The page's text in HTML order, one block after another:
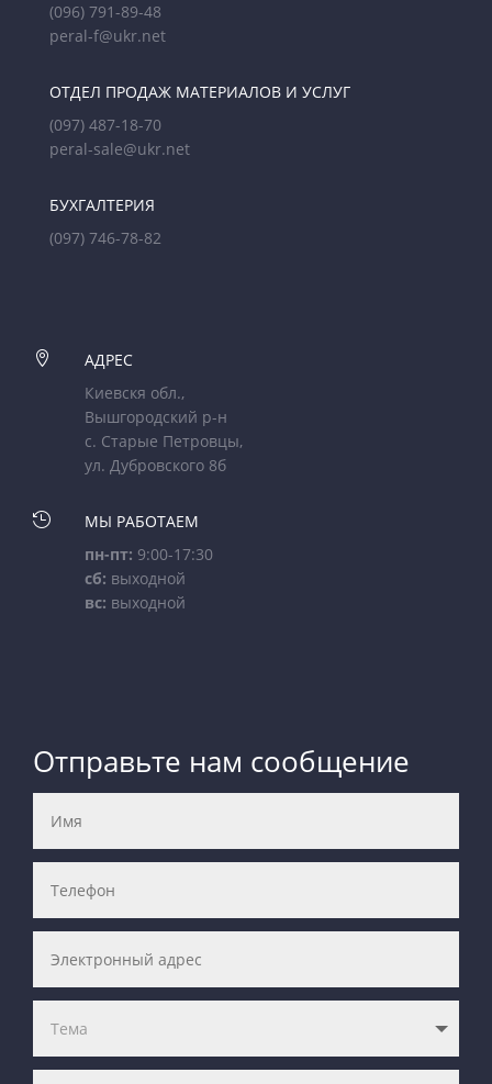
(096) 791-89-48
peral-f@ukr.net
ОТДЕЛ ПРОДАЖ МАТЕРИАЛОВ И УСЛУГ
(097) 487-18-70
peral-sale@ukr.net
БУХГАЛТЕРИЯ
(097) 746-78-82

АДРЕС
Киевскя обл.,
Вышгородский р-н
с. Старые Петровцы,
ул. Дубровского 8б

МЫ РАБОТАЕМ
пн-пт: 9:00-17:30
сб: выходной
вс: выходной
Отправьте нам сообщение